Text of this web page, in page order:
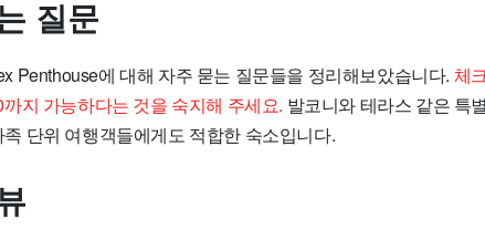
질문
Penthouse에 대해 자주 묻는 질문들을 정리해보았습니다. 체
지 가능하다는 것을 숙지해 주세요. 발코니와 테라스 같은 특
단위 여행객들에게도 적합한 숙소입니다.